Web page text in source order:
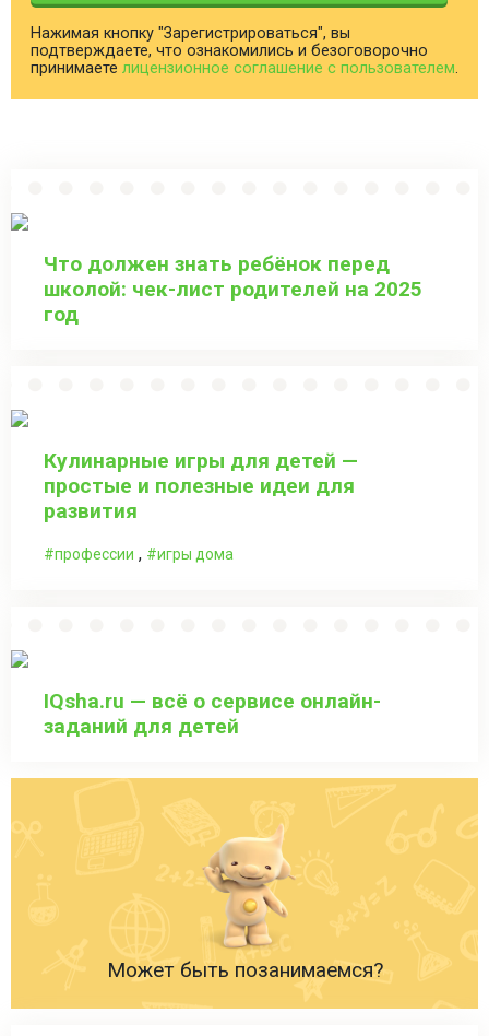
Нажимая кнопку "Зарегистрироваться", вы
подтверждаете, что ознакомились и безоговорочно
принимаете лицензионное соглашение с пользователем.
Что должен знать ребёнок перед
школой: чек-лист родителей на 2025
год
Кулинарные игры для детей —
простые и полезные идеи для
развития
профессии , игры дома
IQsha.ru — всё о сервисе онлайн-
заданий для детей
Может быть позанимаемся?